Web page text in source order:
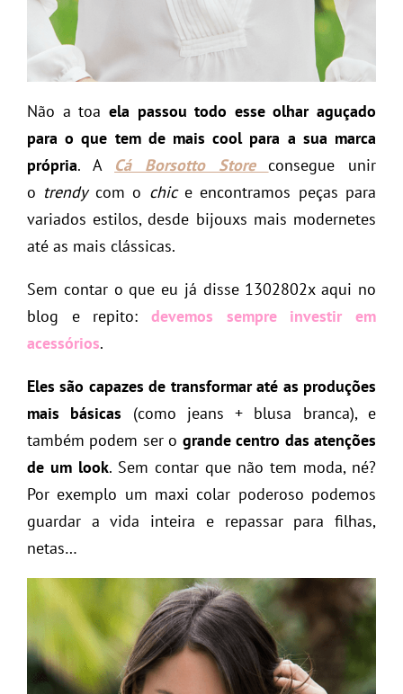
Não a toa ela passou todo esse olhar aguçado
para o que tem de mais cool para a sua marca
própria. A Cá Borsotto Storeconsegue unir
o trendycom o chice encontramos peças para
variados estilos, desde bijouxs mais modernetes
até as mais clássicas.
Sem contar o que eu já disse 1302802x aqui no
blog e repito: devemos sempre investir em
acessórios.
Eles são capazes de transformar até as produções
mais básicas (como jeans + blusa branca), e
também podem ser o grande centro das atenções
de um look. Sem contar que não tem moda, né?
Por exemplo um maxi colar poderoso podemos
guardar a vida inteira e repassar para filhas,
netas…